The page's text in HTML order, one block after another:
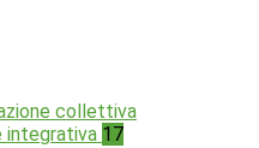
collettiva
integrativa 17